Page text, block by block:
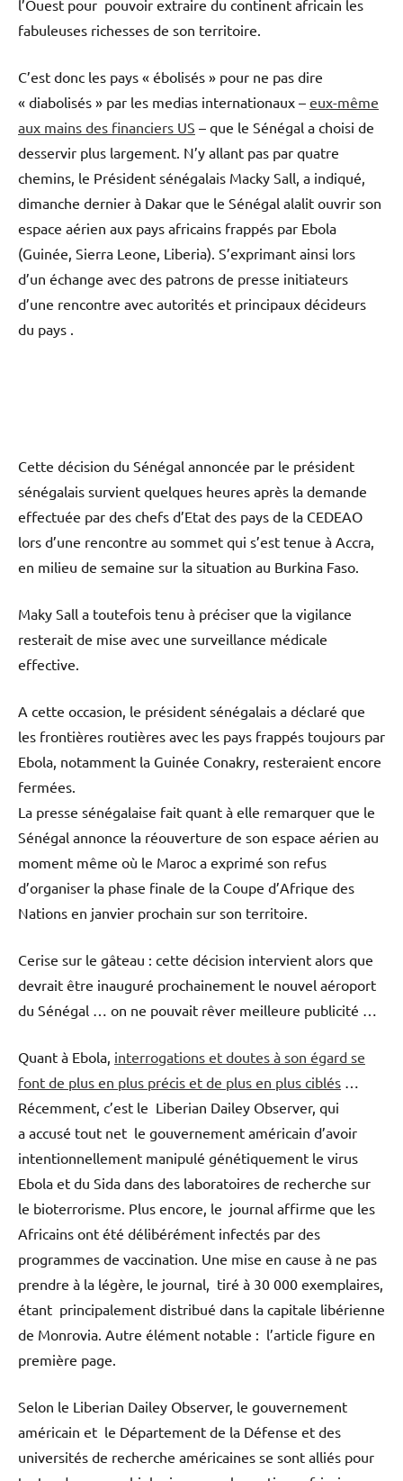
l’Ouest pour pouvoir extraire du continent africain les
fabuleuses richesses de son territoire.
C’est donc les pays « ébolisés » pour ne pas dire
« diabolisés » par les medias internationaux – eux-même
aux mains des financiers US – que le Sénégal a choisi de
desservir plus largement. N’y allant pas par quatre
chemins, le Président sénégalais Macky Sall, a indiqué,
dimanche dernier à Dakar que le Sénégal alalit ouvrir son
espace aérien aux pays africains frappés par Ebola
(Guinée, Sierra Leone, Liberia). S’exprimant ainsi lors
d’un échange avec des patrons de presse initiateurs
d’une rencontre avec autorités et principaux décideurs
du pays .
Cette décision du Sénégal annoncée par le président
sénégalais survient quelques heures après la demande
effectuée par des chefs d’Etat des pays de la CEDEAO
lors d’une rencontre au sommet qui s’est tenue à Accra,
en milieu de semaine sur la situation au Burkina Faso.
Maky Sall a toutefois tenu à préciser que la vigilance
resterait de mise avec une surveillance médicale
effective.
A cette occasion, le président sénégalais a déclaré que
les frontières routières avec les pays frappés toujours par
Ebola, notamment la Guinée Conakry, resteraient encore
fermées.
La presse sénégalaise fait quant à elle remarquer que le
Sénégal annonce la réouverture de son espace aérien au
moment même où le Maroc a exprimé son refus
d’organiser la phase finale de la Coupe d’Afrique des
Nations en janvier prochain sur son territoire.
Cerise sur le gâteau : cette décision intervient alors que
devrait être inauguré prochainement le nouvel aéroport
du Sénégal … on ne pouvait rêver meilleure publicité …
Quant à Ebola, interrogations et doutes à son égard se
font de plus en plus précis et de plus en plus ciblés
Récemment, c’est le Liberian Dailey Observer, qui
a accusé tout net le gouvernement américain d’avoir
intentionnellement manipulé génétiquement le virus
Ebola et du Sida dans des laboratoires de recherche sur
le bioterrorisme. Plus encore, le journal affirme que les
Africains ont été délibérément infectés par des
programmes de vaccination. Une mise en cause à ne pas
prendre à la légère, le journal, tiré à 30 000 exemplaires,
étant principalement distribué dans la capitale libérienne
de Monrovia. Autre élément notable : l’article figure en
première page.
Selon le Liberian Dailey Observer, le gouvernement
américain et le Département de la Défense et des
universités de recherche américaines se sont alliés pour